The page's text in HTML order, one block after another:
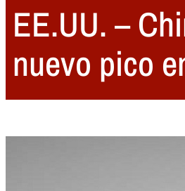
EE.UU. –
nuevo pico